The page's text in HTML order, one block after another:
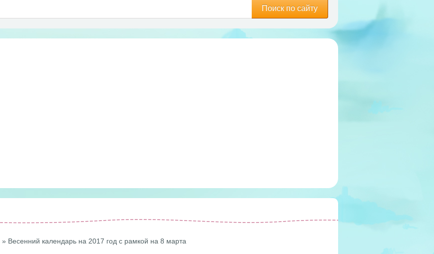
Поиск по сайту
» Весенний календарь на 2017 год с рамкой на 8 марта